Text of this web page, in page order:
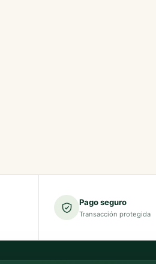
Pago seguro
Transacción protegida